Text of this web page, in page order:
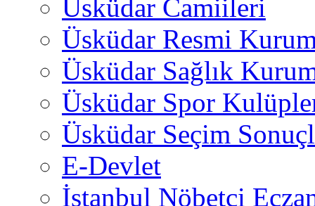
Üsküdar Camiileri
Üsküdar Resmi
Üsküdar Sağlık
Üsküdar Spor
Üsküdar Seçim
E-Devlet
İstanbul Nöbetçi